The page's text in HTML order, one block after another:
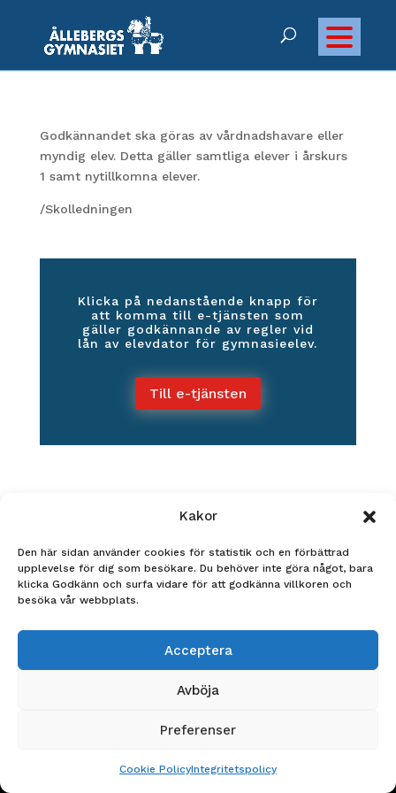
Kakor
Den här sidan använder cookies för statistik och en förbättrad
upplevelse för dig som besökare. Du behöver inte göra något, bara
klicka Godkänn och surfa vidare för att godkänna villkoren och
besöka vår webbplats.
Acceptera
Avböja
Preferenser
Cookie PolicyIntegritetspolicy
Godkännandet ska göras av vårdnadshavare eller
myndig elev. Detta gäller samtliga elever i årskurs
1 samt nytillkomna elever.
/Skolledningen
Klicka på nedanstående knapp för
att komma till e-tjänsten som
gäller godkännande av regler vid
lån av elevdator för gymnasieelev.
Till e-tjänsten